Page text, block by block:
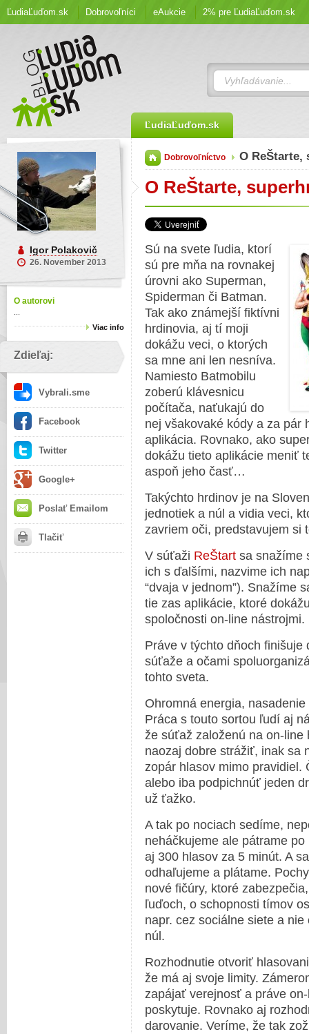
ĽudiaĽuďom.sk Dobrovoľníci eAukcie 2% pre ĽudiaĽuďom.sk
ĽudiaĽuďom.sk
Igor Polakovič
26. November 2013
O autorovi
Viac info
Zdieľaj:
Vybrali.sme
Facebook
Twitter
Google+
Poslať Emailom
Tlačiť
Dobrovoľníctvo O
O ReŠtarte,
Sú na svete ľudia, ktorí
sú pre mňa na rovnakej
úrovni ako Superman,
Spiderman či Batman.
Tak ako známejší fiktívni
hrdinovia, aj tí moji
dokážu veci, o ktorých
sa mne ani len nesníva.
Namiesto Batmobilu
zoberú klávesnicu
počítača, naťukajú do
nej všakovaké kódy a za pár
aplikácia. Rovnako, ako
dokážu tieto aplikácie meniť
aspoň jeho časť…
Takýchto hrdinov je na
jednotiek a núl a vidia veci,
zavriem oči, predstavujem si
V súťaži ReŠtart sa snažíme
ich s ďalšími, nazvime ich
“dvaja v jednom”). Snažíme
tie zas aplikácie, ktoré
spoločnosti on-line nástrojmi.
Práve v týchto dňoch
súťaže a očami
tohto sveta.
Ohromná energia,
Práca s touto sortou ľudí aj
že súťaž založenú na on-
naozaj dobre strážiť, inak sa
zopár hlasov mimo
alebo iba podpichnúť jeden
už ťažko.
A tak po nociach sedíme,
neháčkujeme ale pátrame
aj 300 hlasov za 5 minút. A
odhaľujeme a plátame.
nové fičúry, ktoré
ľuďoch, o schopnosti tímov
napr. cez sociálne siete a nie
núl.
Rozhodnutie otvoriť
že má aj svoje limity.
zapájať verejnosť a práve
poskytuje. Rovnako aj
darovanie. Veríme, že tak